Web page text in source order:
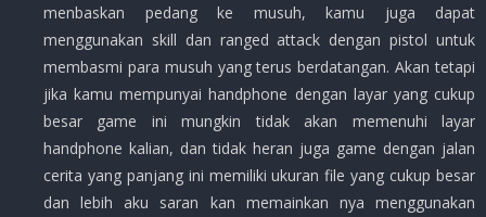
menbaskan pedang ke musuh, kamu juga dapat
menggunakan skill dan ranged attack dengan pistol untuk
membasmi para musuh yang terus berdatangan. Akan tetapi
jika kamu mempunyai handphone dengan layar yang cukup
besar game ini mungkin tidak akan memenuhi layar
handphone kalian, dan tidak heran juga game dengan jalan
cerita yang panjang ini memiliki ukuran file yang cukup besar
dan lebih aku saran kan memainkan nya menggunakan